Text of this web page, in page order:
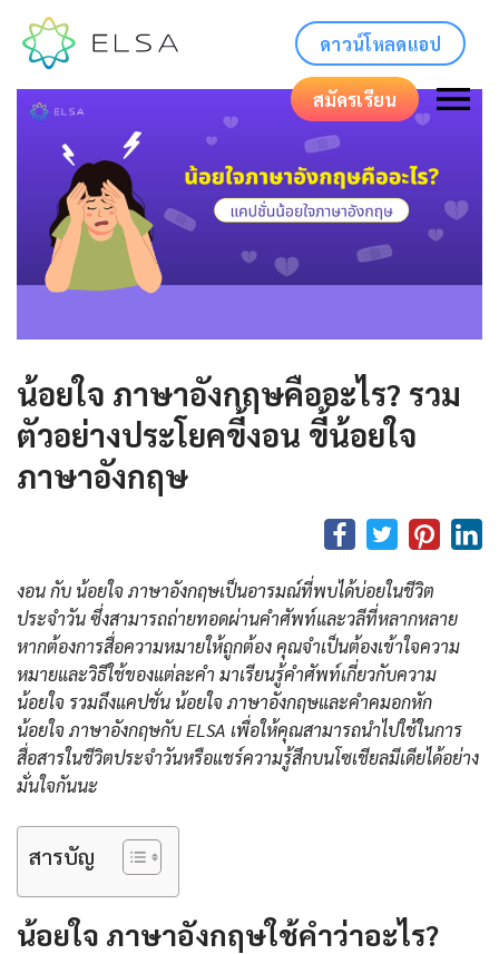
ดาวน์โหลดแอป
สมัครเรียน
น้อยใจ ภาษาอังกฤษคืออะไร? รวม
ตัวอย่างประโยคขี้งอน ขี้น้อยใจ
ภาษาอังกฤษ
งอน กับ น้อยใจ ภาษาอังกฤษเป็นอารมณ์ที่พบได้บ่อยในชีวิต
ประจำวัน ซึ่งสามารถถ่ายทอดผ่านคำศัพท์และวลีที่หลากหลาย
หากต้องการสื่อความหมายให้ถูกต้อง คุณจำเป็นต้องเข้าใจความ
หมายและวิธีใช้ของแต่ละคำ มาเรียนรู้คำศัพท์เกี่ยวกับความ
น้อยใจ รวมถึงแคปชั่น น้อยใจ ภาษาอังกฤษและคําคมอกหัก
น้อยใจ ภาษาอังกฤษกับ ELSA เพื่อให้คุณสามารถนำไปใช้ในการ
สื่อสารในชีวิตประจำวันหรือแชร์ความรู้สึกบนโซเชียลมีเดียได้อย่าง
มั่นใจกันนะ
สารบัญ
น้อยใจ ภาษาอังกฤษใช้คำว่าอะไร?